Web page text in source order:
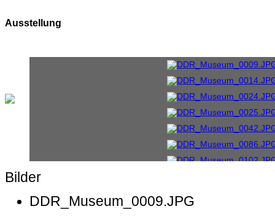
Ausstellung
Bilder
DDR_Museum_0009.JPG